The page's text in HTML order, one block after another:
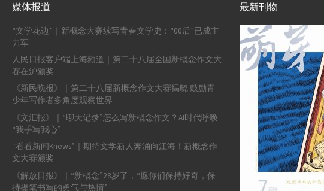
媒体报道
“文学花边”｜新概念大赛续写青春文学史：“00后”已成主
力军
人民日报客户端上海频道｜第二十八届全国新概念作文大
赛在沪颁奖
《新民晚报》｜第二十八届新概念作文大赛揭晓 鼓励青
少年写作者多角度观察世界
《文汇报》｜“聊天记录”怎么写新概念作文？AI时代呼唤
“我手写我心”
“看看新闻Knews”｜期待文学新人奔涌向江海！新概念作
文大赛颁奖
《解放日报》｜“新概念”28岁了，“愿你们保持好奇，保
持提笔书写的勇气与热情”
最新刊物